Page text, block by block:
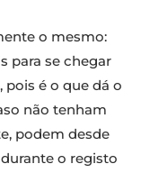
o mesmo:
para se chegar
é o que dá o
não tenham
podem desde
durante o registo